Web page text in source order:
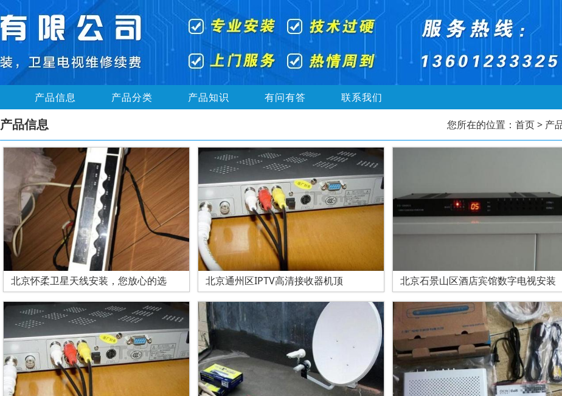
产品信息 产品分类 产品知识 有问有答 联系我们
产品信息 您所在的位置： 首页> 产
北京怀柔卫星天线安装，您放心的选 北京通州区IPTV高清接收器机顶 北京石景山区酒店宾馆数字电视安装